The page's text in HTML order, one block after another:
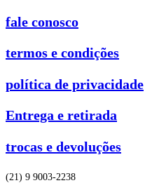
fale conosco
termos e condições
política de privacidade
Entrega e retirada
trocas e devoluções
(21) 9 9003-2238